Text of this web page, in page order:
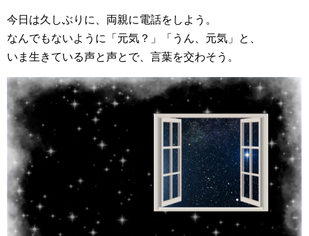
今日は久しぶりに、両親に電話をしよう。
なんでもないように「元気？」「うん、元気」と、
いま生きている声と声とで、言葉を交わそう。